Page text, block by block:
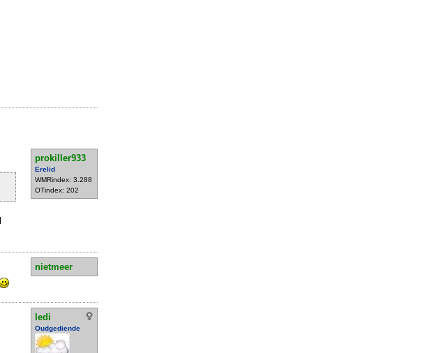
prokiller933
Erelid
WMRindex: 3.288
OTindex: 202
nietmeer
ledi
Oudgediende